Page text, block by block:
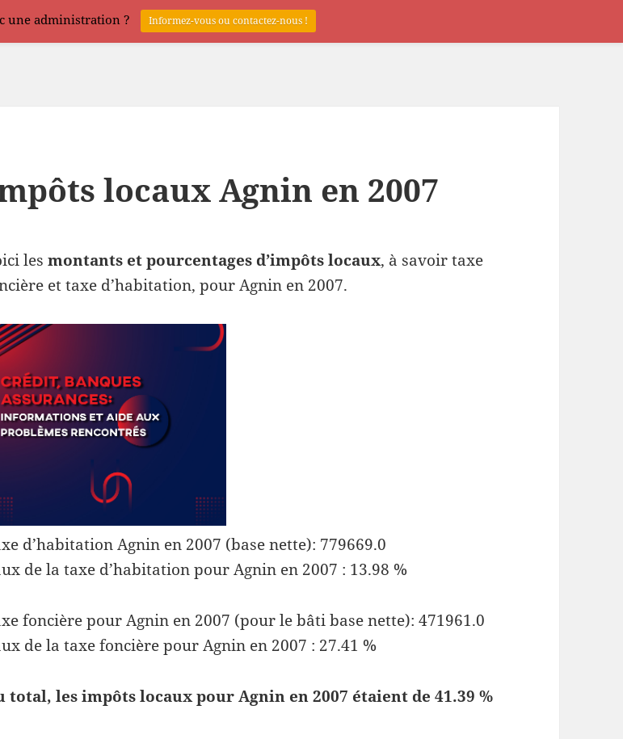
locaux Agnin en 2007
lesmontants et pourcentages d’impôts locaux, à savoir taxe
et taxe d’habitation, pour Agnin en 2007.
d’habitation Agnin en 2007 (base nette): 779669.0
de la taxe d’habitation pour Agnin en 2007 : 13.98 %
foncière pour Agnin en 2007 (pour le bâti base nette): 471961.0
de la taxe foncière pour Agnin en 2007 : 27.41 %
total, les impôts locaux pour Agnin en 2007 étaient de 41.39 %
une administration ? Informez-vous ou contactez-nous !